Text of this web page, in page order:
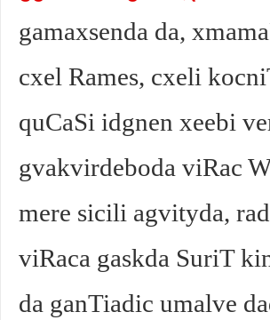
gamaxsenda da,
cxel Rames, cxeli
quCaSi idgnen xeebi
gvakvirdeboda viRac
mere sicili agvityda,
viRaca gaskda SuriT
da ganTiadic umalve